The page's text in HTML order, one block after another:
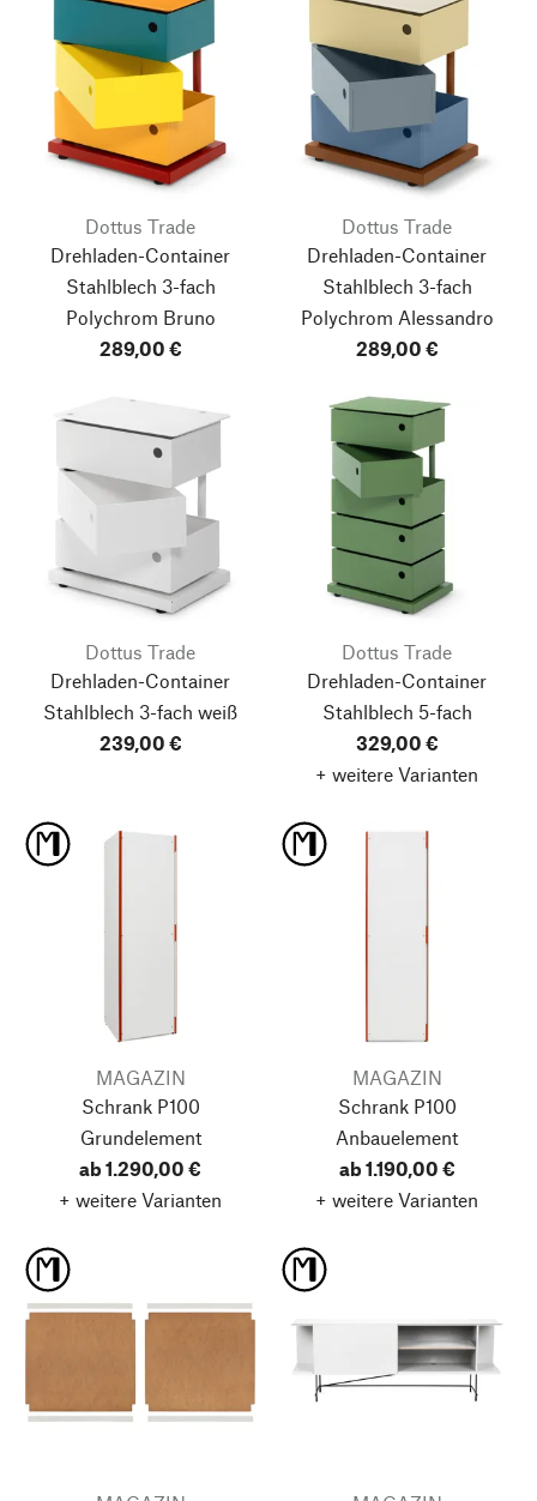
Dottus Trade
Drehladen-Container
Stahlblech 3-fach
Polychrom Bruno
289,00 €
Dottus Trade
Drehladen-Container
Stahlblech 3-fach
Polychrom Alessandro
289,00 €
Dottus Trade
Drehladen-Container
Stahlblech 3-fach weiß
239,00 €
Dottus Trade
Drehladen-Container
Stahlblech 5-fach
329,00 €
+ weitere Varianten
MAGAZIN
Schrank P100
Grundelement
ab 1.290,00 €
+ weitere Varianten
MAGAZIN
Schrank P100
Anbauelement
ab 1.190,00 €
+ weitere Varianten